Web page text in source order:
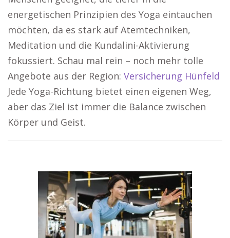
energetischen Prinzipien des Yoga eintauchen
möchten, da es stark auf Atemtechniken,
Meditation und die Kundalini-Aktivierung
fokussiert. Schau mal rein – noch mehr tolle
Angebote aus der Region: Versicherung Hünfeld
Jede Yoga-Richtung bietet einen eigenen Weg,
aber das Ziel ist immer die Balance zwischen
Körper und Geist.